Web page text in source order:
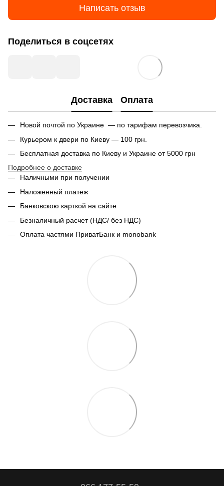
Написать отзыв
Поделиться в соцсетях
Доставка Оплата
Новой почтой по Украине — по тарифам перевозчика.
Курьером к двери по Киеву — 100 грн.
Бесплатная доставка по Киеву и Украине от 5000 грн
Подробнее о доставке
Наличными при получении
Наложенный платеж
Банковскою карткой на сайте
Безналичный расчет (НДС/ без НДС)
Оплата частями ПриватБанк и monobank